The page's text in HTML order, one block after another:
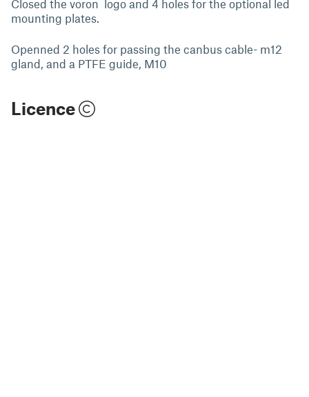
Closed the voron logo and 4 holes for the optional led
mounting plates.
Openned 2 holes for passing the canbus cable- m12
gland, and a PTFE guide, M10
Licence